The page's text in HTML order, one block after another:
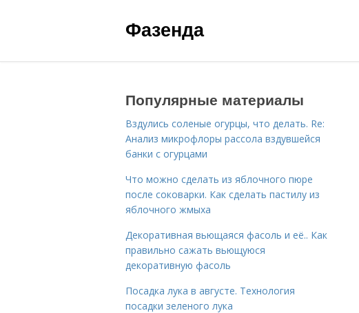
Фазенда
Популярные материалы
Вздулись соленые огурцы, что делать. Re:
Анализ микрофлоры рассола вздувшейся
банки с огурцами
Что можно сделать из яблочного пюре
после соковарки. Как сделать пастилу из
яблочного жмыха
Декоративная вьющаяся фасоль и её.. Как
правильно сажать вьющуюся
декоративную фасоль
Посадка лука в августе. Технология
посадки зеленого лука